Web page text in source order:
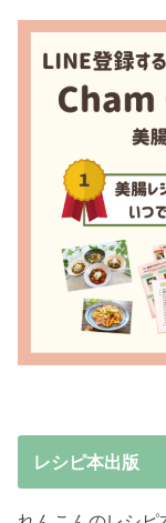
レシピ本出版